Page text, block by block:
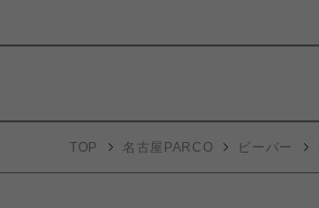
TOP 名古屋PARCO ビーバー